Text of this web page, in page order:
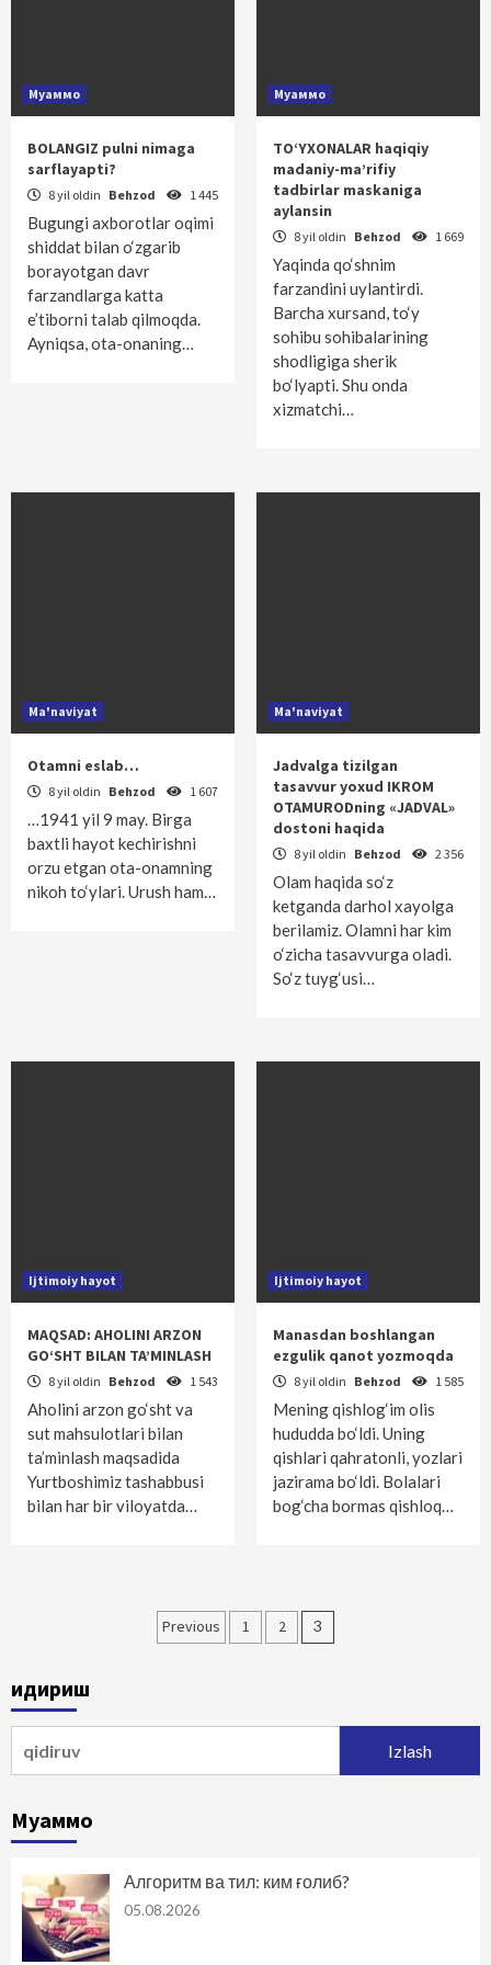
Муаммо
BOLANGIZ pulni nimaga
sarflayapti?
8 yil oldin Behzod 1 445
Bugungi axborotlar oqimi
shiddat bilan o‘zgarib
borayotgan davr
farzandlarga katta
e’tiborni talab qilmoqda.
Ayniqsa, ota-onaning…
Муаммо
TO‘YXONALAR haqiqiy
madaniy-ma’rifiy
tadbirlar maskaniga
aylansin
8 yil oldin Behzod 1 669
Yaqinda qo‘shnim
farzandini uylantirdi.
Barcha xursand, to‘y
sohibu sohibalarining
shodligiga sherik
bo‘lyapti. Shu onda
xizmatchi…
Ma'naviyat
Otamni eslab…
8 yil oldin Behzod 1 607
…1941 yil 9 may. Birga
baxtli hayot kechirishni
orzu etgan ota-onamning
nikoh to‘ylari. Urush ham…
Ma'naviyat
Jadvalga tizilgan
tasavvur yoxud IKROM
OTAMURODning «JADVAL»
dostoni haqida
8 yil oldin Behzod 2 356
Olam haqida so‘z
ketganda darhol xayolga
berilamiz. Olamni har kim
o‘zicha tasavvurga oladi.
So‘z tuyg‘usi…
Ijtimoiy hayot
MAQSAD: AHOLINI ARZON
GO‘SHT BILAN TA’MINLASH
8 yil oldin Behzod 1 543
Aholini arzon go‘sht va
sut mahsulotlari bilan
ta’minlash maqsadida
Yurtboshimiz tashabbusi
bilan har bir viloyatda…
Ijtimoiy hayot
Manasdan boshlangan
ezgulik qanot yozmoqda
8 yil oldin Behzod 1 585
Mening qishlog‘im olis
hududda bo‘ldi. Uning
qishlari qahratonli, yozlari
jazirama bo‘ldi. Bolalari
bog‘cha bormas qishloq…
Maqolalar
Previous 1 2 3
Қидириш
Муаммо
Алгоритм ва тил: ким ғолиб?
05.08.2026